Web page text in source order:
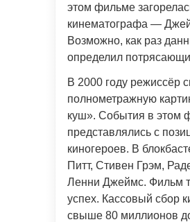
этом фильме
кинематографа —
Возможно, как раз
определил
В 2000 году режиссёр
полнометражную
куш». События в этом
представлялись с
киногероев. В
Питт, Стивен Грэм,
Ленни Джеймс. Фильм
успех. Кассовый сбор
свыше 80 миллионов